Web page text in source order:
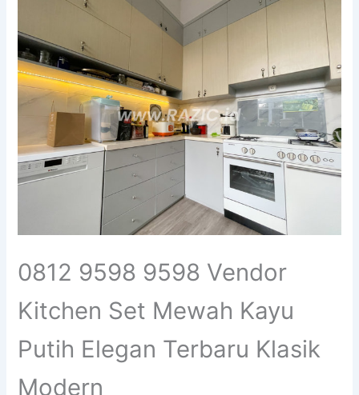
0812 9598 9598 Vendor
Kitchen Set Mewah Kayu
Putih Elegan Terbaru Klasik
Modern